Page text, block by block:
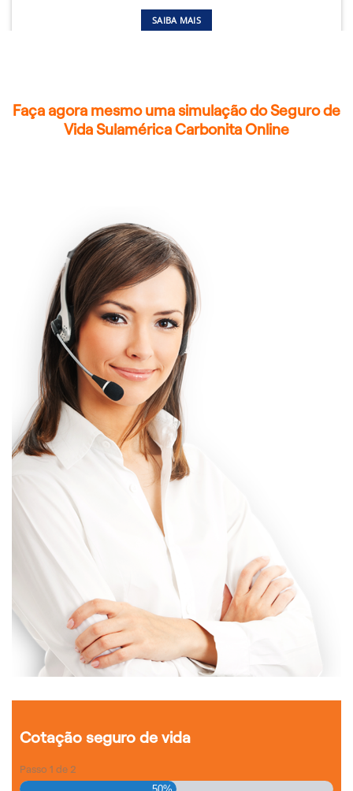
SAIBA MAIS
Faça agora mesmo uma simulação do Seguro de
Vida Sulamérica Carbonita Online
Cotação seguro de vida
Passo 1 de 2